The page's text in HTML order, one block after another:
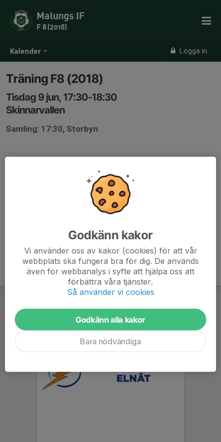
Kalender Logga in
Malungs IF
F 8 (2018)
Träning F8 (2018)
Tisdag 9 jun, 17:30-18:30
Skinnarvallen
Samling: 17:30, Storbyn
Godkänn kakor
Vi använder oss av kakor (cookies) för att vår
webbplats ska fungera bra för dig. De används
även för webbanalys i syfte att hjälpa oss att
förbättra våra tjänster.
Så använder vi cookies
Godkänn alla kakor
Bara nödvändiga